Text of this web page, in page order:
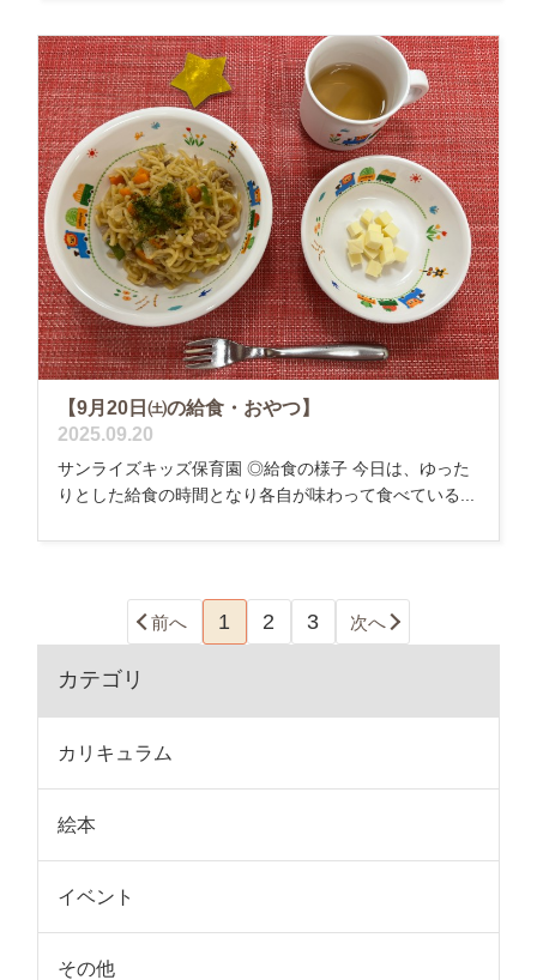
【9月20日㈯の給食・おやつ】
2025.09.20
サンライズキッズ保育園 ◎給食の様子 今日は、ゆった
りとした給食の時間となり各自が味わって食べている...
前へ 1 2 3 次へ
カテゴリ
カリキュラム
絵本
イベント
その他